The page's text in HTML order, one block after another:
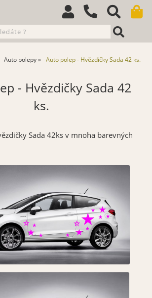
Auto polepy Auto polep - Hvězdičky Sada 42 ks.
- Hvězdičky Sada 42
ks.
Sada 42ks v mnoha barevných